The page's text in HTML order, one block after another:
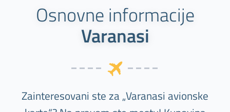
Osnovne informacije
Varanasi
Zainteresovani ste za „Varanasi avionske